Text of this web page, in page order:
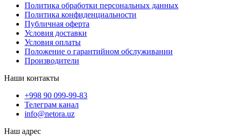
Политика обработки персональных данных
Политика конфиденциальности
Публичная оферта
Условия доставки
Условия оплаты
Положение о гарантийном обслуживании
Производители
Наши контакты
+998 90 099-99-83
Телеграм канал
info@netora.uz
Наш адрес